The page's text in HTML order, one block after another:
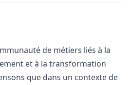
de métiers liés à la
et à la transformation
que dans un contexte de